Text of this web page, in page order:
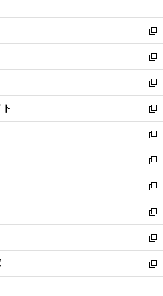
開
く
ウ
で
開
く
ン
ド
ウ
で
開
く
ウ
ィ
ン
ド
ウ
で
開
く
新
し
い
ウ
ィ
ン
ド
ウ
で
開
く
新
し
い
ウ
ィ
ン
ド
ウ
で
開
く
新
し
い
ウ
ィ
ン
ド
ウ
で
開
く
新
し
い
ウ
ィ
ン
ド
ウ
で
開
く
新
し
い
ウ
ィ
ン
ド
ウ
で
開
く
新
し
い
ウ
ィ
ン
ド
ウ
で
開
新
し
い
ウ
ィ
ン
ド
ウ
新
し
い
ウ
ィ
ン
新
し
い
ウ
新
し